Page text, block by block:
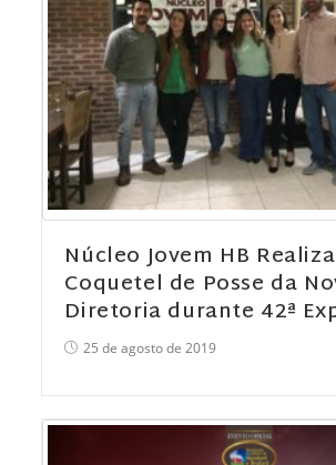
Núcleo Jovem HB Realiza
Coquetel de Posse da
Diretoria durante 42ª
25 de agosto de 2019